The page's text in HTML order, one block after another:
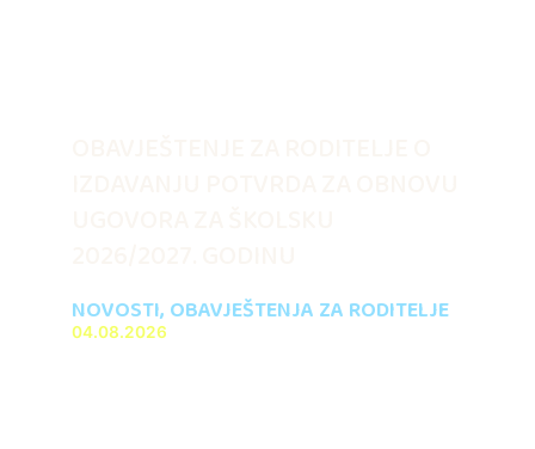
NOVOSTI, OBAVJEŠTENJA ZA RODITELJE
04.08.2026